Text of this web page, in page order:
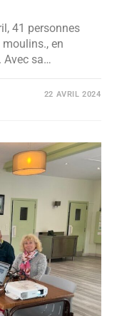
41 personnes
en
Avec sa…
22 AVRIL 2024